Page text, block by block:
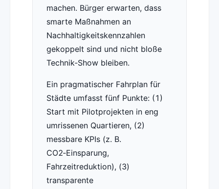
machen. Bürger erwarten, dass
smarte Maßnahmen an
Nachhaltigkeitskennzahlen
gekoppelt sind und nicht bloße
Technik‑Show bleiben.
Ein pragmatischer Fahrplan für
Städte umfasst fünf Punkte: (1)
Start mit Pilotprojekten in eng
umrissenen Quartieren, (2)
messbare KPIs (z. B.
CO2‑Einsparung,
Fahrzeitreduktion), (3)
transparente